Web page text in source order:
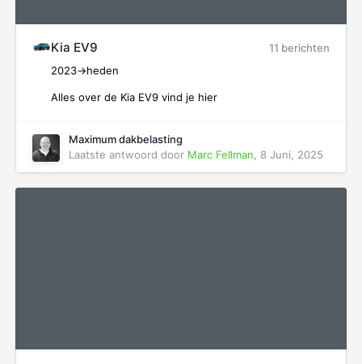
Kia EV9
11 berichten
2023->heden
Alles over de Kia EV9 vind je hier
Maximum dakbelasting
Laatste antwoord door Marc Fellman 8 Juni, 2025